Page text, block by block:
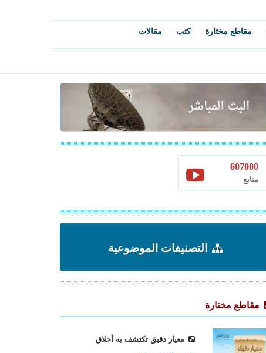
مقاطع مختارة كتب مقالات
607000
متابع
التصنيفات الموضوعية
مقاطع مختارة
معيار دقيق تكتشف به أخلاق